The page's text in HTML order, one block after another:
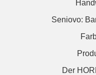
Seniovo:
Der